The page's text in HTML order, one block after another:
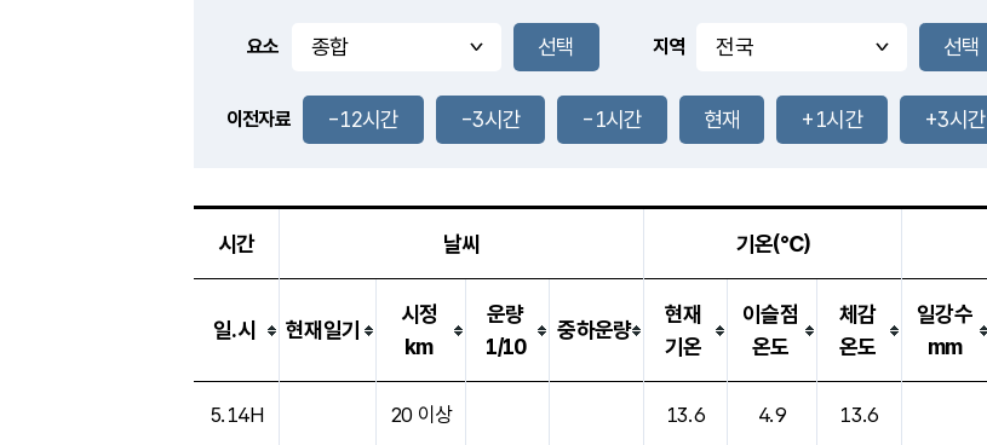
풍도
2.9m/s
0.5
-mm
25.5
℃
-
26.7℃
0.9m/s
-mm
-mm
요소 지역
이전자료 -12시간 -3시간 -1시간 현재 +1시간 +3시간
시간 날씨 기온(℃)
일.시 현재일기
시정
km
운량
1/10
중하운량
현재
기온
이슬점
온도
체감
온도
일강수
mm
5.14H 20 이상 13.6 4.9 13.6